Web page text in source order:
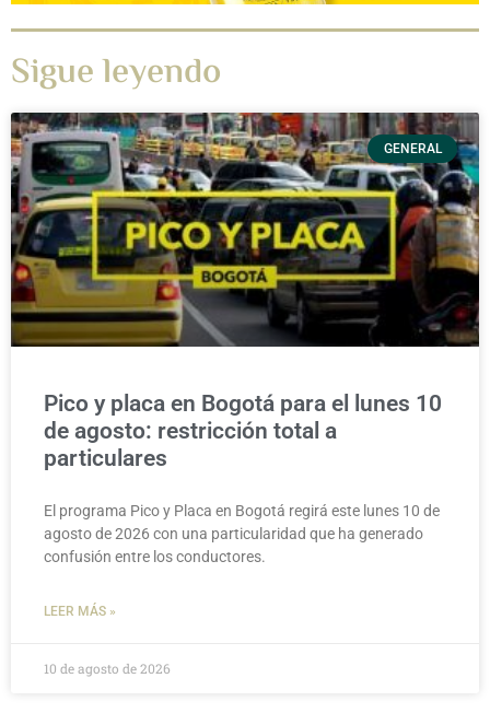
Sigue leyendo
GENERAL
Pico y placa en Bogotá para el lunes 10
de agosto: restricción total a
particulares
El programa Pico y Placa en Bogotá regirá este lunes 10 de
agosto de 2026 con una particularidad que ha generado
confusión entre los conductores.
LEER MÁS »
10 de agosto de 2026